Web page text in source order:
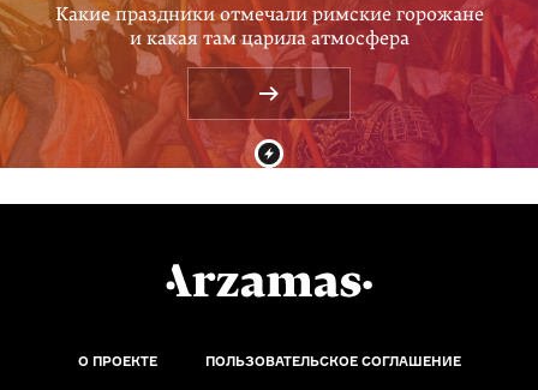
Какие праздники отмечали римские горожане
и какая там царила атмосфера
О ПРОЕКТЕ ПОЛЬЗОВАТЕЛЬСКОЕ СОГЛАШЕНИЕ